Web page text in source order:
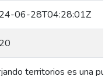
06-28T04:28:01Z
territorios es una